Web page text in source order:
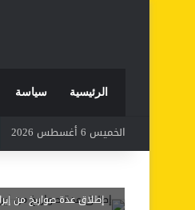
الرئيسية سياسة
الخميس 6 أغسطس 2026
إطلاق عدة صواريخ من